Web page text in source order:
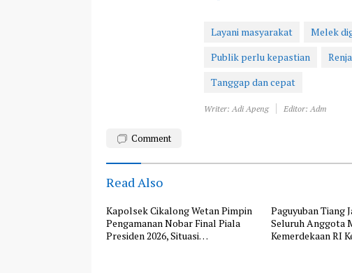
Layani masyarakat Melek
Publik perlu kepastian
Tanggap dan cepat
Writer: Adi Apeng Editor: Adm
Comment
Read Also
Kapolsek Cikalong Wetan Pimpin
Pengamanan Nobar Final Piala
Presiden 2026, Situasi
Paguyuban Tiang
Seluruh Anggota
Kemerdekaan RI